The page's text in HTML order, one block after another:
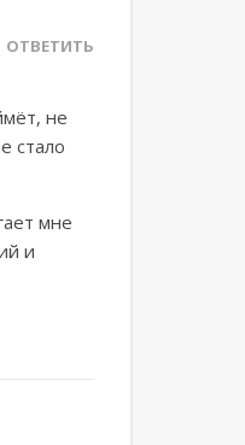
ОТВЕТИТЬ
не
стало
мне
и